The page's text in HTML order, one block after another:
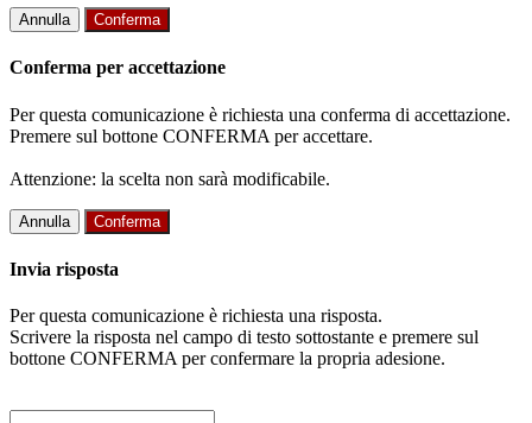
Annulla Conferma
Conferma per accettazione
Per questa comunicazione è richiesta una conferma di accettazione.
Premere sul bottone CONFERMA per accettare.
Attenzione: la scelta non sarà modificabile.
Annulla Conferma
Invia risposta
Per questa comunicazione è richiesta una risposta.
Scrivere la risposta nel campo di testo sottostante e premere sul
bottone CONFERMA per confermare la propria adesione.